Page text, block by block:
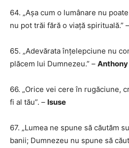
64. „Așa cum o lumânare nu
nu pot trăi fără o viață spirituală.” –
65. „Adevărata înțelepciune nu
plăcem lui Dumnezeu.” –
66. „Orice vei cere în rugăciune,
fi al tău”. – Isuse
67. „Lumea ne spune să căutăm
banii; Dumnezeu nu spune să